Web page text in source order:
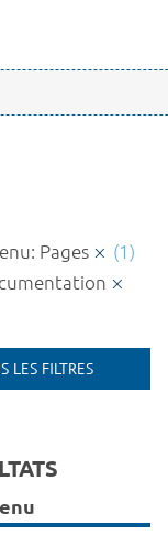
Pages
(1)
LES FILTRES